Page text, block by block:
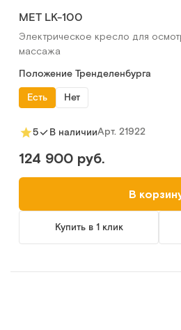
MET LK-100
Электрическое кресло для
массажа
Положение Тренделенбурга
Есть
Нет
5 В наличииАрт. 21922
124 900 руб.
В
Купить в 1 клик